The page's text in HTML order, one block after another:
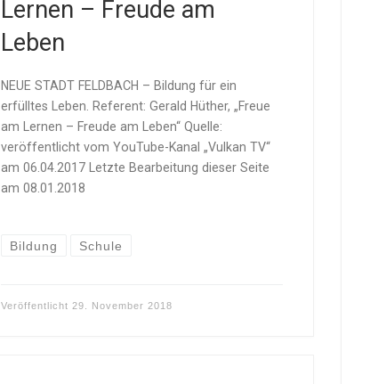
Lernen – Freude am
Leben
NEUE STADT FELDBACH – Bildung für ein
erfülltes Leben. Referent: Gerald Hüther, „Freue
am Lernen – Freude am Leben“ Quelle:
veröffentlicht vom YouTube-Kanal „Vulkan TV“
am 06.04.2017 Letzte Bearbeitung dieser Seite
am 08.01.2018
Bildung Schule
Veröffentlicht 29. November 2018